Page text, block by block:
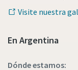
Visite nuestra
En Argentina
Dónde estamos: